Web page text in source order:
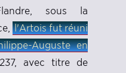
sous la
l'Artois fut réuni
Auguste en
avec titre de